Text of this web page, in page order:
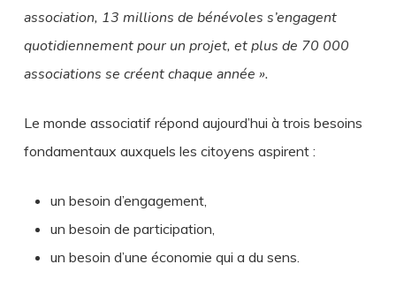
association, 13 millions de bénévoles s’engagent
quotidiennement pour un projet, et plus de 70 000
associations se créent chaque année ».
Le monde associatif répond aujourd’hui à trois besoins
fondamentaux auxquels les citoyens aspirent :
un besoin d’engagement,
un besoin de participation,
un besoin d’une économie qui a du sens.